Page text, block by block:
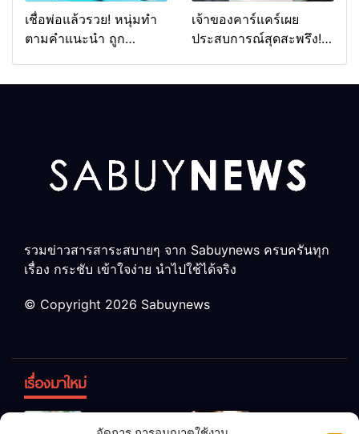
เชื่อพ่อแล้วรวย! หนุ่มทำ
ตามคำแนะนำ ถูก
เจ้าของคาร์แคร์เผย
ประสบการณ์สุดสะพรึง!
รวมข่าวสารสาระสบายๆ จาก Sabuynews ครบครันทุก
เรื่อง กระชับ เข้าใจง่าย นำไปใช้ได้จริง
© Copyright 2026 Sabuynews
เรื่องมาใหม่